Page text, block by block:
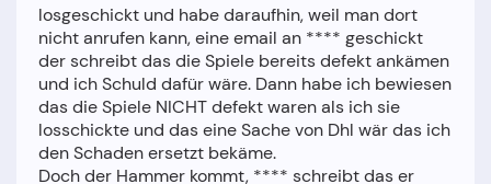
losgeschickt und habe daraufhin, weil man dort
nicht anrufen kann, eine email an **** geschickt
der schreibt das die Spiele bereits defekt ankämen
und ich Schuld dafür wäre. Dann habe ich bewiesen
das die Spiele NICHT defekt waren als ich sie
losschickte und das eine Sache von Dhl wär das ich
den Schaden ersetzt bekäme.
Doch der Hammer kommt, **** schreibt das er